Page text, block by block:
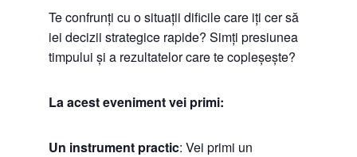
Te confrunți cu o situații dificile care iți cer să
iei decizii strategice rapide? Simți presiunea
timpului și a rezultatelor care te copleșește?
La acest eveniment vei primi:
Un instrument practic: Vei primi un